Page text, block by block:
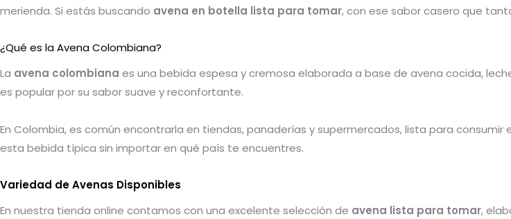
merienda. Si estás buscando avena en botella lista para tomar, con ese sabor casero que
¿Qué es la Avena Colombiana?
La avena colombiana es una bebida espesa y cremosa elaborada a base de avena cocida,
es popular por su sabor suave y reconfortante.
En Colombia, es común encontrarla en tiendas, panaderías y supermercados, lista para
esta bebida típica sin importar en qué país te encuentres.
Variedad de Avenas Disponibles
En nuestra tienda online contamos con una excelente selección de avena lista para tomar,